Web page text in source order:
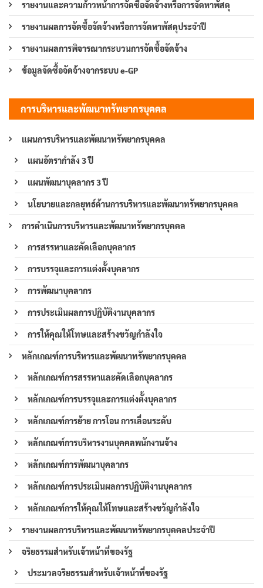
รายงานและความก้าวหน้าการจัดซื้อจัดจ้างหรือการจัดหาพัสดุ
รายงานผลการจัดซื้อจัดจ้างหรือการจัดหาพัสดุประจำปี
รายงานผลการพิจารณากระบวนการจัดซื้อจัดจ้าง
ข้อมูลจัดซื้อจัดจ้างจากระบบ e-GP
การบริหารและพัฒนาทรัพยากรบุคคล
แผนการบริหารและพัฒนาทรัพยากรบุคคล
แผนอัตรากำลัง 3 ปี
แผนพัฒนาบุคลากร 3 ปี
นโยบายและกลยุทธ์ด้านการบริหารและพัฒนาทรัพยากรบุคคล
การดำเนินการบริหารและพัฒนาทรัพยากรบุคคล
การสรรหาและคัดเลือกบุคลากร
การบรรจุและการแต่งตั้งบุคลากร
การพัฒนาบุคลากร
การประเมินผลการปฏิบัติงานบุคลากร
การให้คุณให้โทษและสร้างขวัญกำลังใจ
หลักเกณฑ์การบริหารและพัฒนาทรัพยากรบุคคล
หลักเกณฑ์การสรรหาและคัดเลือกบุคลากร
หลักเกณฑ์การบรรจุและการแต่งตั้งบุคลากร
หลักเกณฑ์การย้าย การโอน การเลื่อนระดับ
หลักเกณฑ์การบริหารงานบุคคลพนักงานจ้าง
หลักเกณฑ์การพัฒนาบุคลากร
หลักเกณฑ์การประเมินผลการปฏิบัติงานบุคลากร
หลักเกณฑ์การให้คุณให้โทษและสร้างขวัญกำลังใจ
รายงานผลการบริหารและพัฒนาทรัพยากรบุคคลประจำปี
จริยธรรมสำหรับเจ้าหน้าที่ของรัฐ
ประมวลจริยธรรมสำหรับเจ้าหน้าที่ของรัฐ